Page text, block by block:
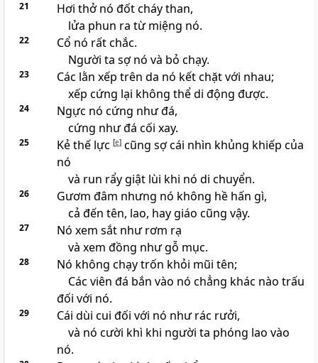
21
Hơi thở nó đốt cháy than,
lửa phun ra từ miệng nó.
22
Cổ nó rất chắc.
Người ta sợ nó và bỏ chạy.
23
Các lằn xếp trên da nó kết chặt với nhau;
xếp cứng lại không thể di động được.
24
Ngực nó cứng như đá,
cứng như đá cối xay.
25 Kẻ thế lực [e]cũng sợ cái nhìn khủng khiếp của
nó
và run rẩy giật lùi khi nó di chuyển.
26
Gươm đâm nhưng nó không hề hấn gì,
cả đến tên, lao, hay giáo cũng vậy.
27
Nó xem sắt như rơm rạ
và xem đồng như gỗ mục.
28
Nó không chạy trốn khỏi mũi tên;
Các viên đá bắn vào nó chẳng khác nào trấu
đối với nó.
29
Cái dùi cui đối với nó như rác rưởi,
và nó cười khì khi người ta phóng lao vào
nó.